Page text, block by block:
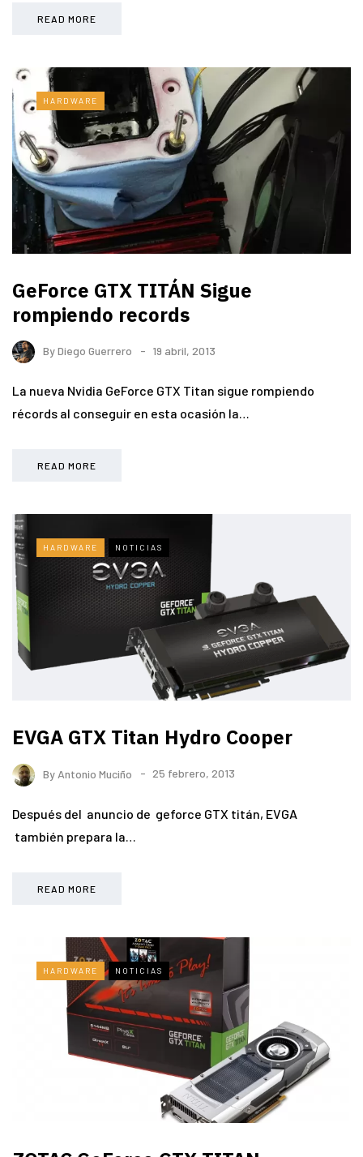
READ MORE
HARDWARE
GeForce GTX TITÁN Sigue
rompiendo records
ByDiego Guerrero 19 abril, 2013
La nueva Nvidia GeForce GTX Titan sigue rompiendo
récords al conseguir en esta ocasión la…
READ MORE
HARDWARE NOTICIAS
EVGA GTX Titan Hydro Cooper
By Antonio Muciño 25 febrero, 2013
Después del anuncio de geforce GTX titán, EVGA
también prepara la…
READ MORE
HARDWARE NOTICIAS